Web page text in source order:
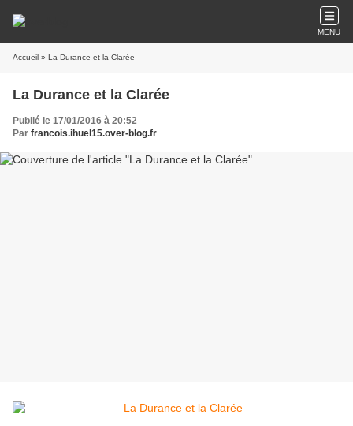
MENU
Accueil » La Durance et la Clarée
La Durance et la Clarée
Publié le 17/01/2016 à 20:52
Par francois.ihuel15.over-blog.fr